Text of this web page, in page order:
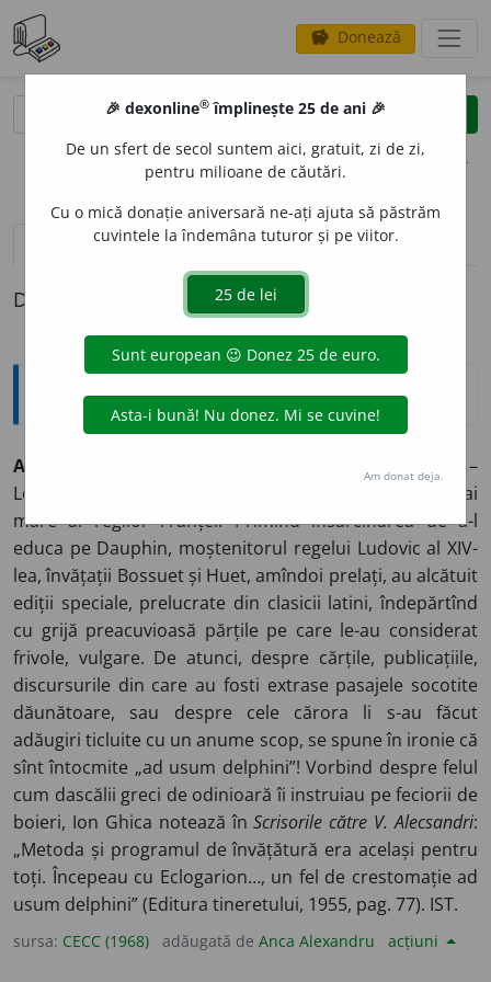
savings Donează
clear
opțiuni
definiții (1)
Definiția cu ID-ul 1254399:
Expresii și citate
Ad usum Delphini
(lat. „Pentru folosința Delfinului”) –
Le Dauphin, adică Delfinul, era titlul acordat fiului mai
mare al regilor Franței. Primind însărcinarea de a-l
educa pe Dauphin, moștenitorul regelui Ludovic al XIV-
lea, învățații Bossuet și Huet, amîndoi prelați, au alcătuit
ediții speciale, prelucrate din clasicii latini, îndepărtînd
cu grijă preacuvioasă părțile pe care le-au considerat
frivole, vulgare. De atunci, despre cărțile, publicațiile,
discursurile din care au fosti extrase pasajele socotite
dăunătoare, sau despre cele cărora li s-au făcut
adăugiri ticluite cu un anume scop, se spune în ironie că
sînt întocmite „ad usum delphini”! Vorbind despre felul
cum dascălii greci de odinioară îi instruiau pe feciorii de
boieri, Ion Ghica notează înScrisorile către V. Alecsandri:
„Metoda și programul de învățătură era același pentru
toți. Începeau cu Eclogarion…, un fel de crestomație ad
usum delphini” (Editura tineretului, 1955, pag. 77). IST.
sursa: CECC (1968) adăugată de Anca Alexandru acțiuni
🎉 dexonline® împlinește 25 de ani 🎉
De un sfert de secol suntem aici, gratuit, zi de zi,
pentru milioane de căutări.
Cu o mică donație aniversară ne-ați ajuta să păstrăm
cuvintele la îndemâna tuturor și pe viitor.
Am donat deja.